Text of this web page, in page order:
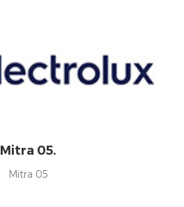
Mitra 05.
Mitra 05